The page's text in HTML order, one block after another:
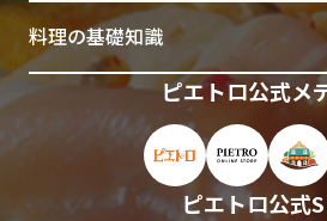
料理の基礎知識
ピエトロ公式メ
ピエトロ公式サイ
ピエトロピ
ピエトロ公式